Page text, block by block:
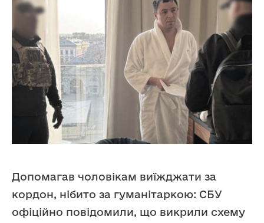
Допомагав чоловікам виїжджати за
кордон, нібито за гуманітаркою: СБУ
офіційно повідомили, що викрили схему